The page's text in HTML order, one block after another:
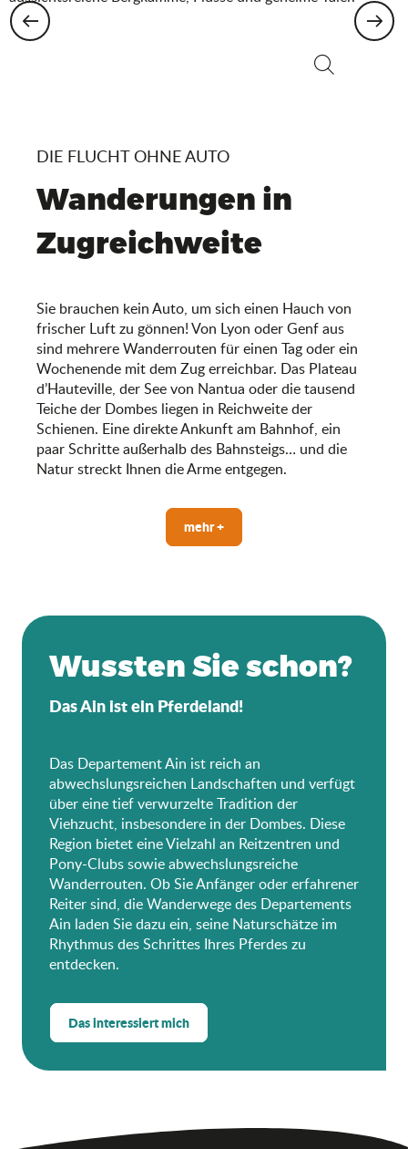
Cerdon
DIE FLUCHT OHNE AUTO
Wanderungen in
Zugreichweite
Sie brauchen kein Auto, um sich einen Hauch von
frischer Luft zu gönnen! Von Lyon oder Genf aus
sind mehrere Wanderrouten für einen Tag oder ein
Wochenende mit dem Zug erreichbar. Das Plateau
d’Hauteville, der See von Nantua oder die tausend
Teiche der Dombes liegen in Reichweite der
Schienen. Eine direkte Ankunft am Bahnhof, ein
paar Schritte außerhalb des Bahnsteigs… und die
Natur streckt Ihnen die Arme entgegen.
mehr +
Wussten Sie schon?
Das Ain ist ein Pferdeland!
Das Departement Ain ist reich an
abwechslungsreichen Landschaften und verfügt
über eine tief verwurzelte Tradition der
Viehzucht, insbesondere in der Dombes. Diese
Region bietet eine Vielzahl an Reitzentren und
Pony-Clubs sowie abwechslungsreiche
Wanderrouten. Ob Sie Anfänger oder erfahrener
Reiter sind, die Wanderwege des Departements
Ain laden Sie dazu ein, seine Naturschätze im
Rhythmus des Schrittes Ihres Pferdes zu
entdecken.
Das interessiert mich